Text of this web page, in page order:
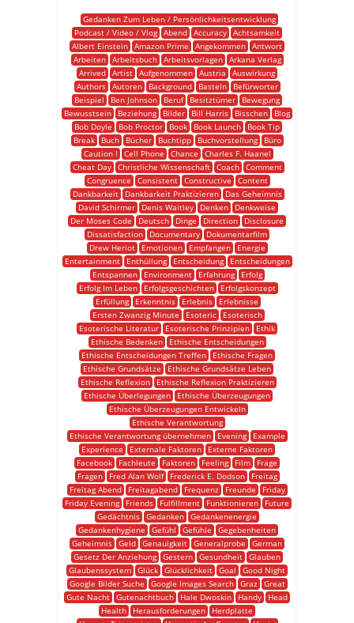
Gedanken Zum Leben / Persönlichkeitsentwicklung
Podcast / Video / Vlog Abend Accuracy Achtsamkeit
Albert Einstein Amazon Prime Angekommen Antwort
Arbeiten
Arbeitsbuch Arbeitsvorlagen
Arkana Verlag
Arrived Artist Aufgenommen Austria
Auswirkung
Authors
Autoren Background Basteln
Befürworter
Beispiel
Ben Johnson Beruf Besitztümer
Bewegung
Bewusstsein
Beziehung Bilder Bill Harris Bisschen
Blog
Bob Doyle
Bob Proctor Book Book Launch
Book Tip
Break
Buch Bücher Buchtipp Buchvorstellung
Büro
Caution !
Cell Phone Chance
Charles F. Haanel
Cheat Day
Christliche Wissenschaft Coach
Comment
Congruence
Consistent Constructive
Content
Dankbarkeit
Dankbarkeit Praktizieren
Das Geheimnis
David Schirmer
Denis Waitley Denken
Denkweise
Der Moses Code
Deutsch Dinge Direction
Disclosure
Dissatisfaction
Documentary
Dokumentarfilm
Drew Heriot
Emotionen Empfangen
Energie
Entertainment
Enthüllung Entscheidung
Entscheidungen
Entspannen
Environment Erfahrung
Erfolg
Erfolg Im Leben
Erfolgsgeschichten
Erfolgskonzept
Erfüllung
Erkenntnis Erlebnis
Erlebnisse
Ersten Zwanzig Minute
Esoteric
Esoterisch
Esoterische Literatur
Esoterische Prinzipien
Ethik
Ethische Bedenken
Ethische Entscheidungen
Ethische Entscheidungen Treffen
Ethische Fragen
Ethische Grundsätze
Ethische Grundsätze Leben
Ethische Reflexion
Ethische Reflexion Praktizieren
Ethische Überlegungen
Ethische Überzeugungen
Ethische Überzeugungen Entwickeln
Ethische Verantwortung
Ethische Verantwortung übernehmen
Evening
Example
Experience
Externale Faktoren
Externe Faktoren
Facebook
Fachleute Faktoren Feeling Film
Frage
Fragen
Fred Alan Wolf Frederick E. Dodson
Freitag
Freitag Abend
Freitagabend Frequenz Freunde
Friday
Friday Evening
Friends Fulfillment Funktionieren
Future
Gedächtnis Gedanken Gedankenenergie
Gedankenhygiene
Gefühl Gefühle
Gegebenheiten
Geheimnis Geld Genauigkeit Generalprobe
German
Gesetz Der Anziehung Gestern Gesundheit Glauben
Glaubenssystem Glück Glücklichkeit Goal
Good Night
Google Bilder Suche
Google Images Search Graz
Great
Gute Nacht Gutenachtbuch Hale Dwoskin Handy
Head
Health
Herausforderungen
Herdplatte